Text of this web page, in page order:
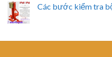
Các bước kiểm tra